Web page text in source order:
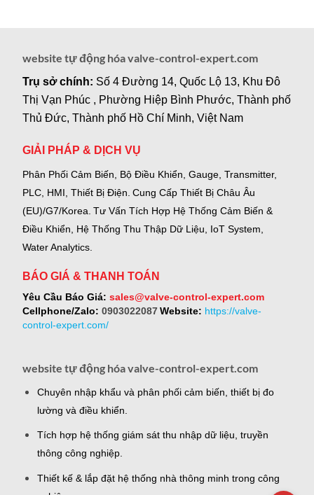
website tự động hóa valve-control-expert.com
Trụ sở chính: Số 4 Đường 14, Quốc Lộ 13, Khu Đô
Thị Vạn Phúc , Phường Hiệp Bình Phước, Thành phố
Thủ Đức, Thành phố Hồ Chí Minh, Việt Nam
GIẢI PHÁP & DỊCH VỤ
Phân Phối Cảm Biến, Bộ Điều Khiển, Gauge, Transmitter,
PLC, HMI, Thiết Bị Điện. Cung Cấp Thiết Bị Châu Âu
(EU)/G7/Korea. Tư Vấn Tích Hợp Hệ Thống Cảm Biến &
Điều Khiển, Hệ Thống Thu Thập Dữ Liệu, IoT System,
Water Analytics.
BÁO GIÁ & THANH TOÁN
Yêu Cầu Báo Giá: sales@valve-control-expert.com
Cellphone/Zalo: 0903022087 Website: https://valve-
control-expert.com/
website tự động hóa valve-control-expert.com
Chuyên nhập khẩu và phân phối cảm biến, thiết bị đo
lường và điều khiển.
Tích hợp hệ thống giám sát thu nhập dữ liệu, truyền
thông công nghiệp.
Thiết kế & lắp đặt hệ thống nhà thông minh trong công